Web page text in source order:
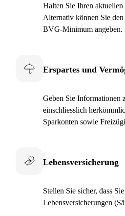
Halten Sie Ihren aktuellen
Alternativ können Sie
BVG-Minimum angeben.
Erspartes und
Geben Sie Informationen
einschliesslich
Sparkonten sowie
Lebensversicherung
Stellen Sie sicher, dass
Lebensversicherungen